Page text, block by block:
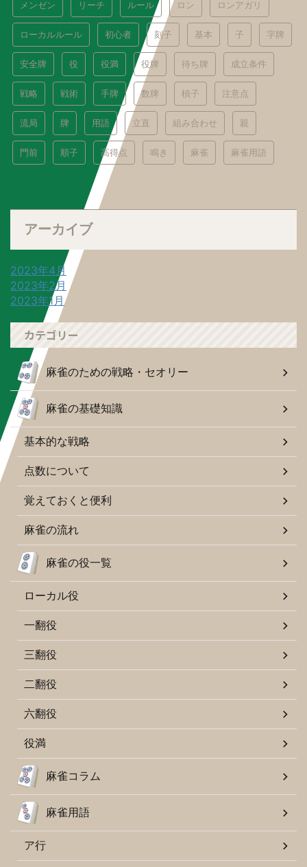
メンゼン リーチ ルール ロン ロンアガリ
ローカルルール 初心者 刻子 基本 子 字牌
安全牌 役 役満 役牌 待ち牌 成立条件
戦略 戦術 手牌 数牌 槓子 注意点
流局 牌 用語 立直 組み合わせ 親
門前 順子 高得点 鳴き 麻雀 麻雀用語
アーカイブ
2023年4月
2023年2月
2023年1月
カテゴリー
麻雀のための戦略・セオリー
麻雀の基礎知識
基本的な戦略
点数について
覚えておくと便利
麻雀の流れ
麻雀の役一覧
ローカル役
一翻役
三翻役
二翻役
六翻役
役満
麻雀コラム
麻雀用語
ア行